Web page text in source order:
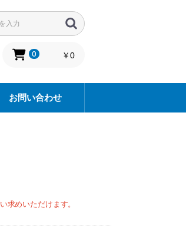
0 ￥0
お問い合わせ
求めいただけます。